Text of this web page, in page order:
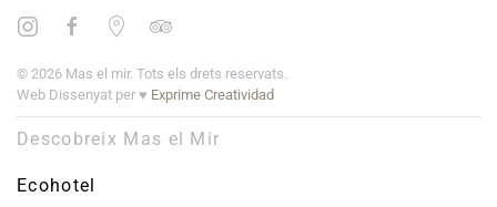
© 2026 Mas el mir. Tots els drets reservats.
Web Dissenyat per ♥ Exprime Creatividad
Descobreix Mas el Mir
Ecohotel